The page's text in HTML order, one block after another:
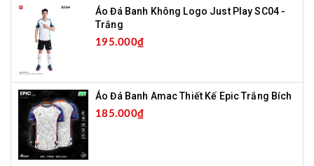
Áo Đá Banh Không Logo Just Play SC04 -
Trắng
195.000₫
Áo Đá Banh Amac Thiết Kế Epic Trắng Bích
185.000₫